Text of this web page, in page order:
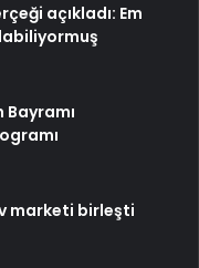
açıkladı: Em
Bayramı
marketi birleşti